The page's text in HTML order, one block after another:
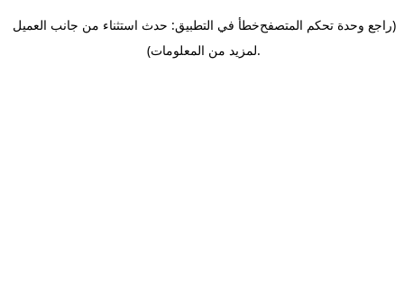
خطأ في التطبيق: حدث استثناء من جانب العميل(راجع وحدة تحكم المتصفح
لمزيد من المعلومات).